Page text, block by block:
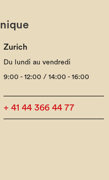
Zurich
Du lundi au vendredi
9:00 - 12:00 / 14:00 - 16:00
+ 41 44 366 44 77